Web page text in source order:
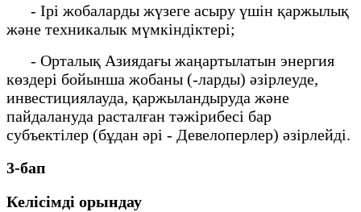
- Ірі жобаларды жүзеге асыру үшін қаржылық
және техникалык мүмкіндіктері;
- Орталық Азиядағы жаңартылатын энергия
көздері бойынша жобаны (-ларды) әзірлеуде,
инвестициялауда, қаржыландыруда және
пайдалануда расталған тәжірибесі бар
субъектілер (бұдан әрі - Девелоперлер) әзірлейді.
3-бап
Келісімді орындау